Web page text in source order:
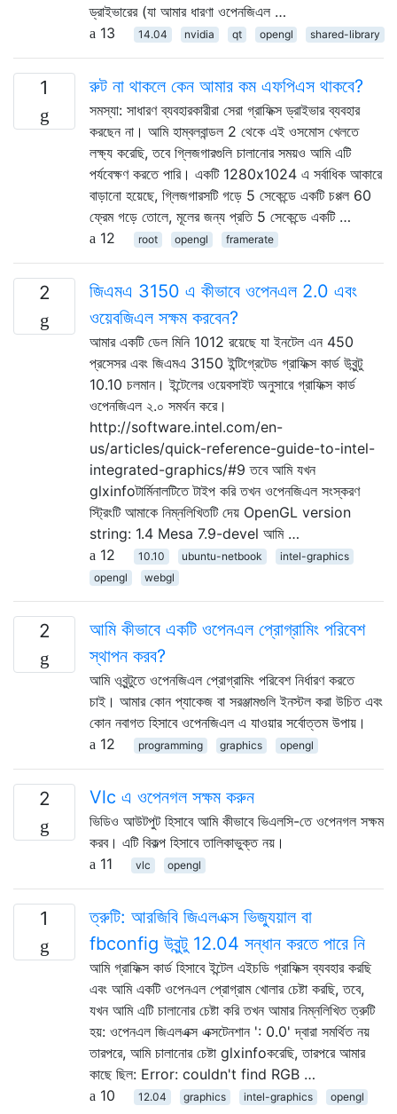
ড্রাইভারের (যা আমার ধারণা ওপেনজিএল …
13
14.04 nvidia qt opengl shared-library
1 রুট না থাকলে কেন আমার কম এফপিএস থাকবে?
সমস্যা: সাধারণ ব্যবহারকারীরা সেরা গ্রাফিক্স ড্রাইভার ব্যবহার
করছেন না। আমি হাম্বলবান্ডল 2 থেকে এই ওসমোস খেলতে
লক্ষ্য করেছি, তবে গ্লিজগারগুলি চালানোর সময়ও আমি এটি
পর্যবেক্ষণ করতে পারি। একটি 1280x1024 এ সর্বাধিক আকারে
বাড়ানো হয়েছে, গ্লিজগারসটি গড়ে 5 সেকেন্ডে একটি চপ্পল 60
ফ্রেম গড়ে তোলে, মূলের জন্য প্রতি 5 সেকেন্ডে একটি …
12
root opengl framerate
2
জিএমএ 3150 এ কীভাবে ওপেনএল 2.0 এবং
ওয়েবজিএল সক্ষম করবেন?
আমার একটি ডেল মিনি 1012 রয়েছে যা ইনটেল এন 450
প্রসেসর এবং জিএমএ 3150 ইন্টিগ্রেটেড গ্রাফিক্স কার্ড উবুন্টু
10.10 চলমান। ইন্টেলের ওয়েবসাইট অনুসারে গ্রাফিক্স কার্ড
ওপেনজিএল ২.০ সমর্থন করে।
http://software.intel.com/en-
us/articles/quick-reference-guide-to-intel-
integrated-graphics/#9 তবে আমি যখন
glxinfoটার্মিনালটিতে টাইপ করি তখন ওপেনজিএল সংস্করণ
স্ট্রিংটি আমাকে নিম্নলিখিতটি দেয় OpenGL version
string: 1.4 Mesa 7.9-devel আমি …
12
10.10 ubuntu-netbook
intel-graphics
opengl
webgl
2
আমি কীভাবে একটি ওপেনএল প্রোগ্রামিং পরিবেশ
স্থাপন করব?
আমি ওবুন্টুতে ওপেনজিএল প্রোগ্রামিং পরিবেশ নির্ধারণ করতে
চাই। আমার কোন প্যাকেজ বা সরঞ্জামগুলি ইনস্টল করা উচিত এবং
কোন নবাগত হিসাবে ওপেনজিএল এ যাওয়ার সর্বোত্তম উপায়।
12
programming graphics opengl
2 Vlc এ ওপেনগল সক্ষম করুন
ভিডিও আউটপুট হিসাবে আমি কীভাবে ভিএলসি-তে ওপেনগল সক্ষম
করব। এটি বিকল্প হিসাবে তালিকাভুক্ত নয়।
11
vlc opengl
1
ত্রুটি: আরজিবি জিএলএক্স ভিজ্যুয়াল বা
fbconfig উবুন্টু 12.04 সন্ধান করতে পারে নি
আমি গ্রাফিক্স কার্ড হিসাবে ইন্টেল এইচডি গ্রাফিক্স ব্যবহার করছি
এবং আমি একটি ওপেনএল প্রোগ্রাম খোলার চেষ্টা করছি, তবে,
যখন আমি এটি চালানোর চেষ্টা করি তখন আমার নিম্নলিখিত ত্রুটি
হয়: ওপেনএল জিএলএক্স এক্সটেনশান ': 0.0' দ্বারা সমর্থিত নয়
তারপরে, আমি চালানোর চেষ্টা glxinfoকরেছি, তারপরে আমার
কাছে ছিল: Error: couldn't find RGB …
10
12.04 graphics intel-graphics opengl